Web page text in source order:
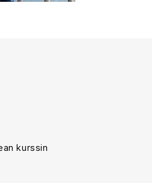
kurssin